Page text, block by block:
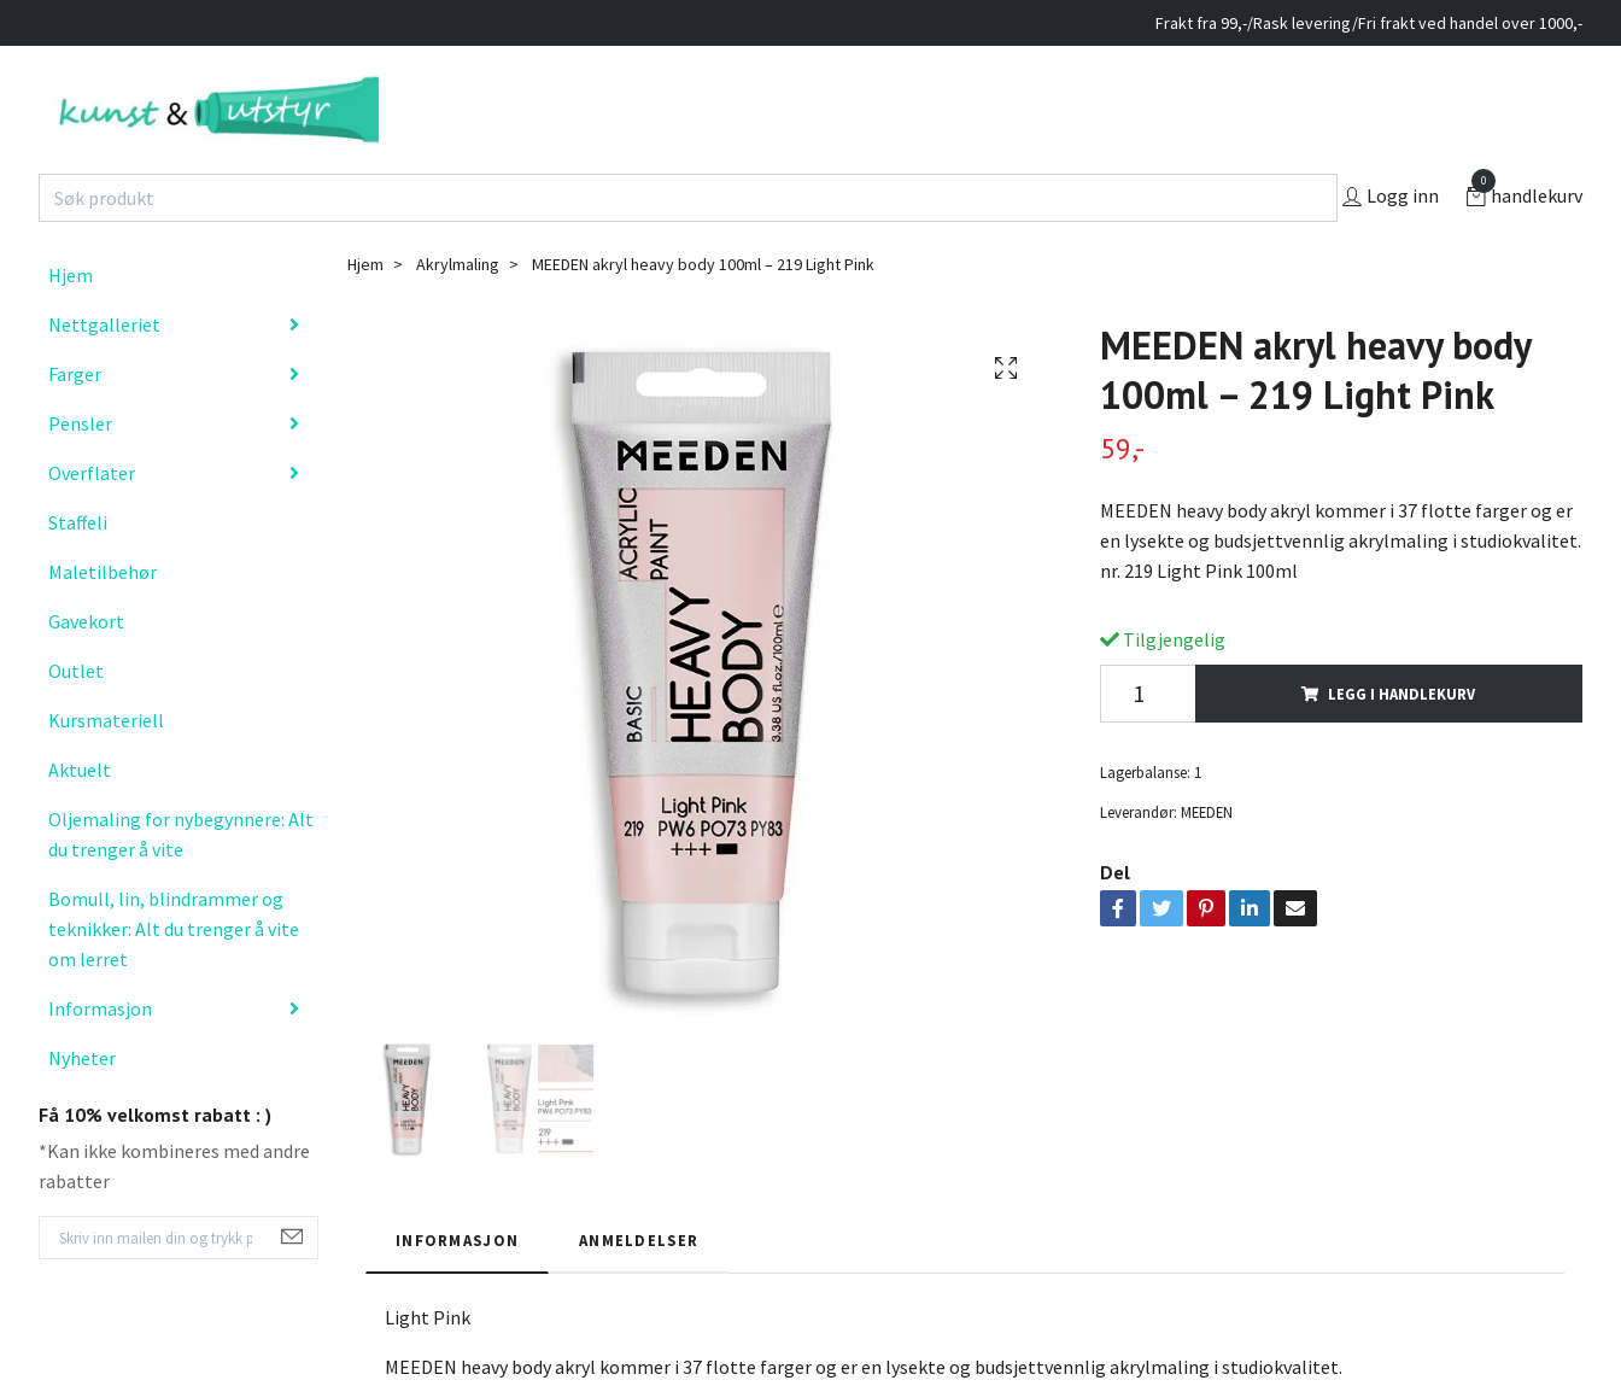
Frakt fra 99,-/Rask levering/Fri frakt ved handel over 1000,-
Logg inn
0
handlekurv
Hjem
Nettgalleriet
Farger
Pensler
Overflater
Staffeli
Maletilbehør
Gavekort
Outlet
Kursmateriell
Aktuelt
Oljemaling for nybegynnere: Alt
du trenger å vite
Bomull, lin, blindrammer og
teknikker: Alt du trenger å vite
om lerret
Informasjon
Nyheter
Få 10% velkomst rabatt : )
*Kan ikke kombineres med andre
rabatter
Hjem Akrylmaling MEEDEN akryl heavy body 100ml – 219 Light Pink
MEEDEN akryl heavy body
100ml – 219 Light Pink
59,-
MEEDEN heavy body akryl kommer i 37 flotte farger og er
en lysekte og budsjettvennlig akrylmaling i studiokvalitet.
nr. 219 Light Pink 100ml
Tilgjengelig
LEGG I HANDLEKURV
Lagerbalanse: 1
Leverandør: MEEDEN
Del
INFORMASJON ANMELDELSER
Light Pink
MEEDEN heavy body akryl kommer i 37 flotte farger og er en lysekte og budsjettvennlig akrylmaling i studiokvalitet.